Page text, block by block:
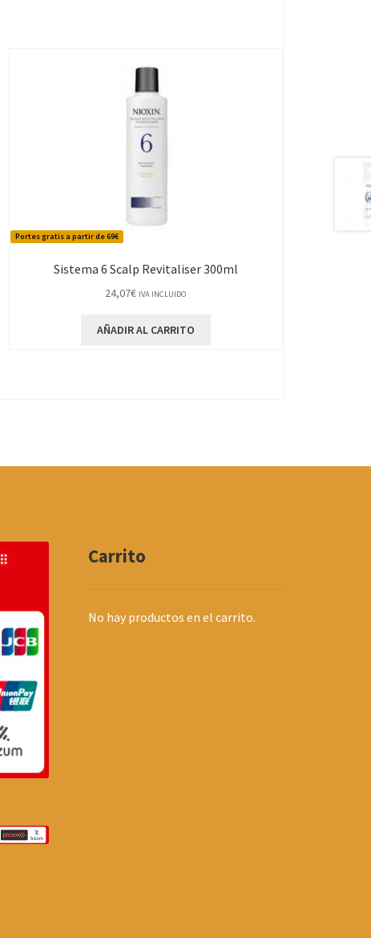
Portes gratis a partir de 69€
Sistema 6 Scalp Revitaliser 300ml
24,07€ IVA INCLUIDO
AÑADIR AL CARRITO
Carrito
No hay productos en el carrito.